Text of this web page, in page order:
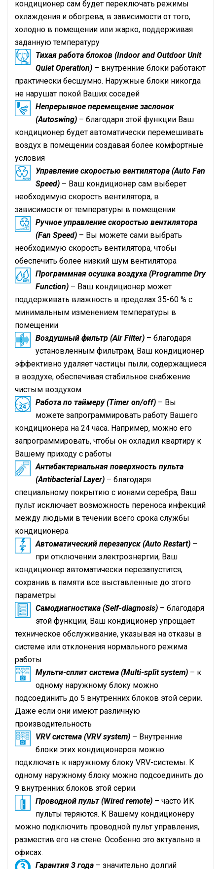
кондиционер сам будет переключать режимы
охлаждения и обогрева, в зависимости от того,
холодно в помещении или жарко, поддерживая
заданную температуру
Тихая работа блоков (Indoor and Outdoor Unit
Quiet Operation) – внутренние блоки работают
практически бесшумно. Наружные блоки никогда
не нарушат покой Ваших соседей
Непрерывное перемещение заслонок
(Autoswing) – благодаря этой функции Ваш
кондиционер будет автоматически перемешивать
воздух в помещении создавая более комфортные
условия
Управление скоростью вентилятора (Auto Fan
Speed) – Ваш кондиционер сам выберет
необходимую скорость вентилятора, в
зависимости от температуры в помещении
Ручное управление скоростью вентилятора
(Fan Speed) – Вы можете сами выбрать
необходимую скорость вентилятора, чтобы
обеспечить более низкий шум вентилятора
Программная осушка воздуха (Programme Dry
Function) – Ваш кондиционер может
поддерживать влажность в пределах 35-60 % с
минимальным изменением температуры в
помещении
Воздушный фильтр (Air Filter) – благодаря
установленным фильтрам, Ваш кондиционер
эффективно удаляет частицы пыли, содержащиеся
в воздухе, обеспечивая стабильное снабжение
чистым воздухом
Работа по таймеру (Timer on/off) – Вы
можете запрограммировать работу Вашего
кондиционера на 24 часа. Например, можно его
запрограммировать, чтобы он охладил квартиру к
Вашему приходу с работы
Антибактериальная поверхность пульта
(Antibacterial Layer) – благодаря
специальному покрытию с ионами серебра, Ваш
пульт исключает возможность переноса инфекций
между людьми в течении всего срока службы
кондиционера
Автоматический перезапуск (Auto Restart) –
при отключении электроэнергии, Ваш
кондиционер автоматически перезапустится,
сохранив в памяти все выставленные до этого
параметры
Самодиагностика (Self-diagnosis) – благодаря
этой функции, Ваш кондиционер упрощает
техническое обслуживание, указывая на отказы в
системе или отклонения нормального режима
работы
Мульти-сплит система (Multi-split system) – к
одному наружному блоку можно
подсоединить до 5 внутренних блоков этой серии.
Даже если они имеют различную
производительность
VRVсистема (VRVsystem) – Внутренние
блоки этих кондиционеров можно
подключать к наружному блоку VRV-системы. К
одному наружному блоку можно подсоединить до
9 внутренних блоков этой серии.
Проводной пульт (Wired remote) – часто ИК
пульты теряются. К Вашему кондиционеру
можно подключить проводной пульт управления,
разместив его на стене. Особенно это актуально в
офисах.
Гарантия 3 года – значительно долгий